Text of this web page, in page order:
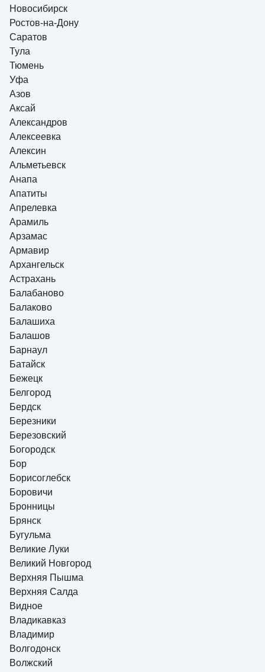
Новосибирск
Ростов-на-Дону
Саратов
Тула
Тюмень
Уфа
Азов
Аксай
Александров
Алексеевка
Алексин
Альметьевск
Анапа
Апатиты
Апрелевка
Арамиль
Арзамас
Армавир
Архангельск
Астрахань
Балабаново
Балаково
Балашиха
Балашов
Барнаул
Батайск
Бежецк
Белгород
Бердск
Березники
Березовский
Богородск
Бор
Борисоглебск
Боровичи
Бронницы
Брянск
Бугульма
Великие Луки
Великий Новгород
Верхняя Пышма
Верхняя Салда
Видное
Владикавказ
Владимир
Волгодонск
Волжский